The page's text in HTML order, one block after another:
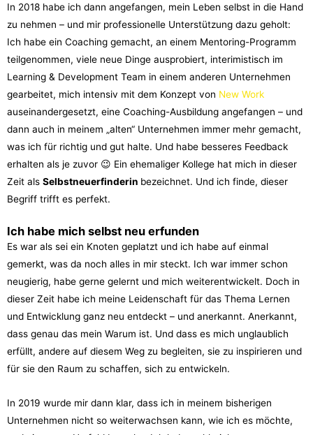
In 2018 habe ich dann angefangen, mein Leben selbst in die Hand
zu nehmen – und mir professionelle Unterstützung dazu geholt:
Ich habe ein Coaching gemacht, an einem Mentoring-Programm
teilgenommen, viele neue Dinge ausprobiert, interimistisch im
Learning & Development Team in einem anderen Unternehmen
gearbeitet, mich intensiv mit dem Konzept von New Work
auseinandergesetzt, eine Coaching-Ausbildung angefangen – und
dann auch in meinem „alten“ Unternehmen immer mehr gemacht,
was ich für richtig und gut halte. Und habe besseres Feedback
erhalten als je zuvor 😉 Ein ehemaliger Kollege hat mich in dieser
Zeit als Selbstneuerfinderin bezeichnet. Und ich finde, dieser
Begriff trifft es perfekt.
Ich habe mich selbst neu erfunden
Es war als sei ein Knoten geplatzt und ich habe auf einmal
gemerkt, was da noch alles in mir steckt. Ich war immer schon
neugierig, habe gerne gelernt und mich weiterentwickelt. Doch in
dieser Zeit habe ich meine Leidenschaft für das Thema Lernen
und Entwicklung ganz neu entdeckt – und anerkannt. Anerkannt,
dass genau das mein Warum ist. Und dass es mich unglaublich
erfüllt, andere auf diesem Weg zu begleiten, sie zu inspirieren und
für sie den Raum zu schaffen, sich zu entwickeln.
In 2019 wurde mir dann klar, dass ich in meinem bisherigen
Unternehmen nicht so weiterwachsen kann, wie ich es möchte,